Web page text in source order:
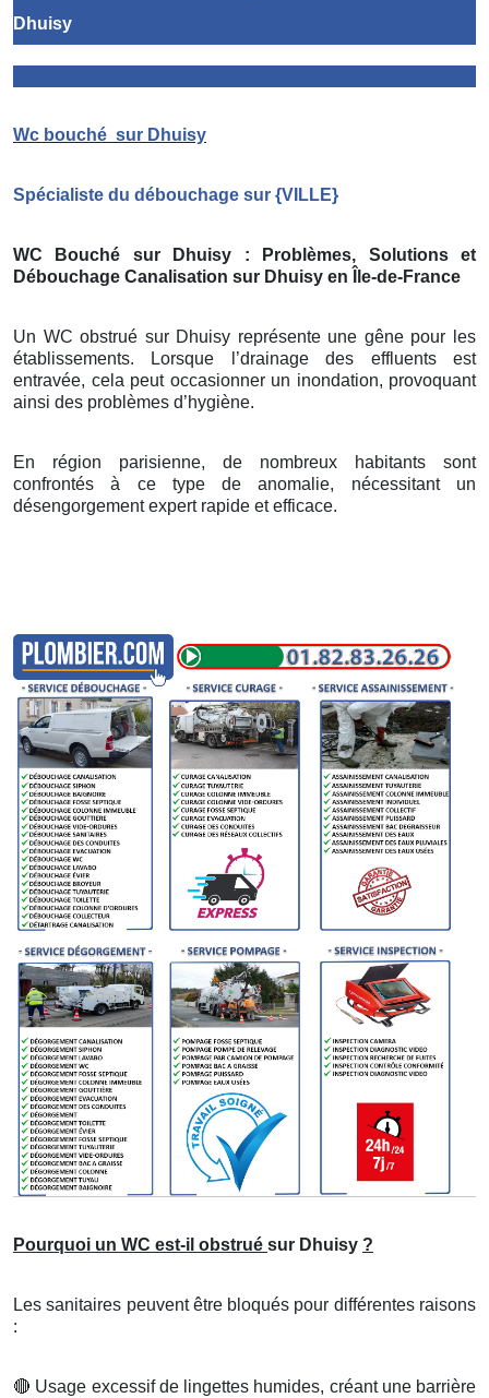
Dhuisy
Wc bouché sur Dhuisy
Spécialiste du débouchage sur {VILLE}
WC Bouché sur Dhuisy
: Problèmes, Solutions et
Débouchage Canalisation sur Dhuisy en Île-de-France
Un WC obstrué sur Dhuisy représente une gêne pour les
établissements. Lorsque l’drainage des effluents est
entravée, cela peut occasionner un inondation, provoquant
ainsi des problèmes d’hygiène.
En région parisienne, de nombreux habitants sont
confrontés à ce type de anomalie, nécessitant un
désengorgement expert rapide et efficace.
Pourquoi un WC est-il obstrué sur Dhuisy ?
Les sanitaires peuvent être bloqués pour différentes raisons
:
🔴 Usage excessif de lingettes humides, créant une barrière